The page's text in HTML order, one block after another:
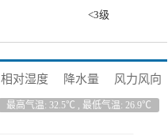
<3级
相对湿度 降水量 风力风向
最高气温: 32.5℃ , 最低气温: 26.9℃